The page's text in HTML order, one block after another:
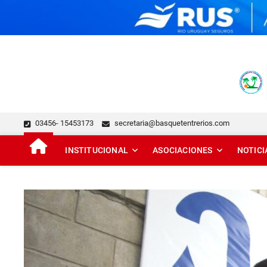
FEDERACIÓN DE
03456- 15453173 secretaria@basquetentrerios.com
INSTITUCIONAL ASOCIACIONES